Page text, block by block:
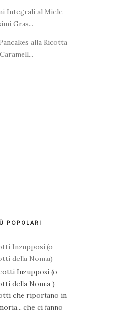
Integrali al Miele
Gras...
alla Ricotta
POPOLARI
Inzupposi (o
della Nonna)
Inzupposi (o
della Nonna )
che riportano in
che ci fanno